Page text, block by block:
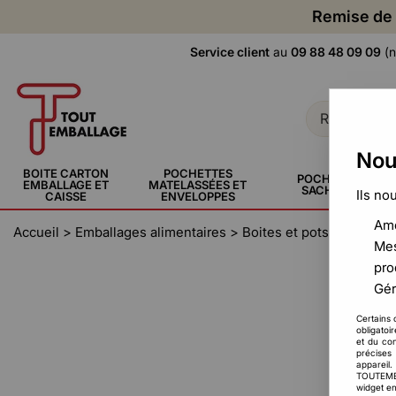
Remise
Service client au 09 88 48 09 09
BOITE CARTON
EMBALLAGE ET
CAISSE
POCHETTES
MATELASSÉES ET
ENVELOPPES
POCHETTE,
SACHERIE
Accueil > Emballages alimentaires > Boites et pots
Ils
Certains
et du
widget